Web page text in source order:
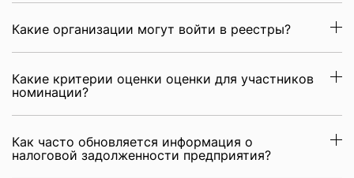
Какие организации могут войти в реестры?
Какие критерии оценки оценки для участников
номинации?
Как часто обновляется информация о
налоговой задолженности предприятия?